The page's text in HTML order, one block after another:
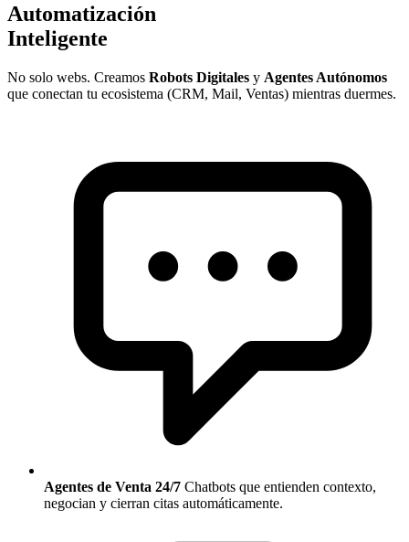
Automatización
Inteligente
No solo webs. Creamos Robots Digitales y Agentes Autónomos
que conectan tu ecosistema (CRM, Mail, Ventas) mientras duermes.
Agentes de Venta 24/7 Chatbots que entienden contexto,
negocian y cierran citas automáticamente.